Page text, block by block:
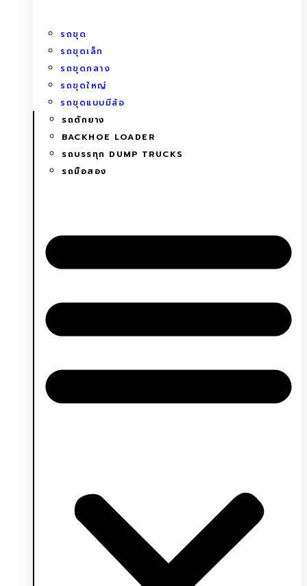
รถขุด
รถขุดเล็ก
รถขุดกลาง
รถขุดใหญ่
รถขุดแบบมีล้อ
รถตักยาง
BACKHOE LOADER
รถบรรทุก DUMP TRUCKS
รถมือสอง